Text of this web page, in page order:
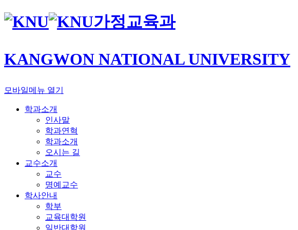
가정교육과
KANGWON NATIONAL UNIVERSITY
모바일메뉴 열기
학과소개
인사말
학과연혁
학과소개
오시는 길
교수소개
교수
명예교수
학사안내
학부
교육대학원
일반대학원